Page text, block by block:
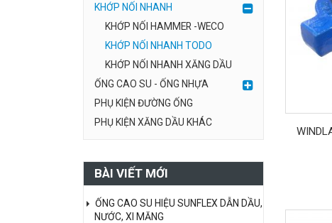
KHỚP NỐI NHANH
KHỚP NỐI HAMMER -WECO
KHỚP NỐI NHANH TODO
KHỚP NỐI NHANH XĂNG DẦU
ỐNG CAO SU - ỐNG NHỰA
PHỤ KIỆN ĐƯỜNG ỐNG
PHỤ KIỆN XĂNG DẦU KHÁC
BÀI VIẾT MỚI
ỐNG CAO SU HIỆU SUNFLEX DẪN DẦU,
NƯỚC, XI MĂNG